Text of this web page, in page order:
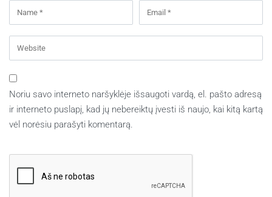
Noriu savo interneto naršyklėje išsaugoti vardą, el. pašto adresą
ir interneto puslapį, kad jų nebereiktų įvesti iš naujo, kai kitą kartą
vėl norėsiu parašyti komentarą.